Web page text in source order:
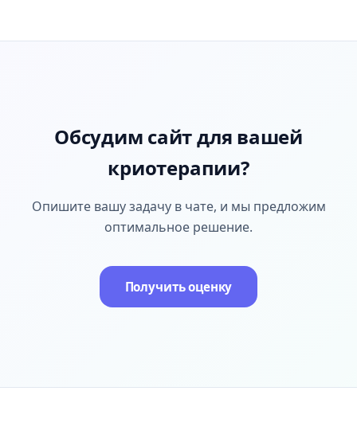
Обсудим сайт для вашей
криотерапии?
Опишите вашу задачу в чате, и мы предложим
оптимальное решение.
Получить оценку